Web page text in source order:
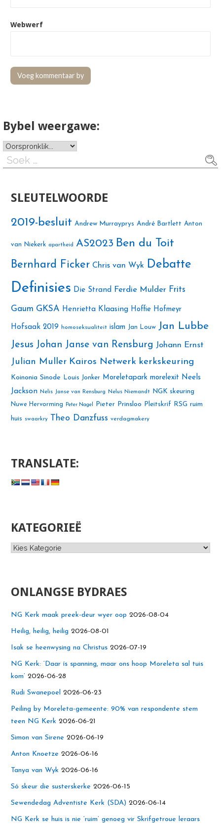
Webwerf
Bybel weergawe:
Soek
na:
SLEUTELWOORDE
2019-besluit Andrew Murrayprys André Bartlett Anton
van Niekerk apartheid AS2023 Ben du Toit
Bernhard Ficker Chris van Wyk Debatte
Definisies Die Strand Ferdie Mulder Frits
Gaum GKSA Henrietta Klaasing Hoffie Hofmeyr
Hofsaak 2019 homoseksualiteit islam Jan Louw Jan Lubbe
Jesus Johan Janse van Rensburg Johann Ernst
Julian Muller Kairos Netwerk kerkskeuring
Koinonia Sinode Louis Jonker Moreletapark morelexit Neels
Jackson Nelis Janse van Rensburg Nelus Niemandt
NGK skeuring
Nuwe Hervorming
Peter Nagel Pieter Prinsloo Pleitskrif RSG ruim
huis swaarkry Theo Danzfuss verdagmakery
TRANSLATE:
KATEGORIEË
Kategorieë
ONLANGSE BYDRAES
NG Kerk maak preek-deur wyer oop 2026-08-04
Heilig, heilig, heilig 2026-08-01
Isak se heenwysing na Christus 2026-07-19
NG Kerk: ‘Daar ís spanning, maar ons hoop Moreleta sal tuis
kom’ 2026-06-28
Rudi Swanepoel 2026-06-23
Peiling by Moreleta-gemeente: 90% van respondente stem
teen NG Kerk 2026-06-21
Simon van Sirene 2026-06-19
Anton Knoetze 2026-06-16
Tanya van Wyk 2026-06-16
Só skeur die susterskerke 2026-06-15
Sewendedag Adventiste Kerk (SDA) 2026-06-14
NG Kerk se huis is nie ‘ruim’ genoeg vir Skrifgetroue leraars